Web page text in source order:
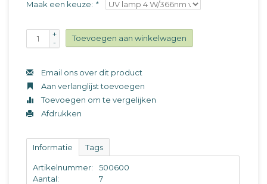
Maak een keuze: *
+
-
Toevoegen aan winkelwagen
Email ons over dit product
Aan verlanglijst toevoegen
Toevoegen om te vergelijken
Afdrukken
Informatie Tags
Artikelnummer:
500600
Aantal:
7